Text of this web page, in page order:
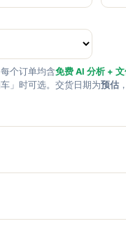
个订单均含免费 AI 分析 +
」时可选。交货日期为预估